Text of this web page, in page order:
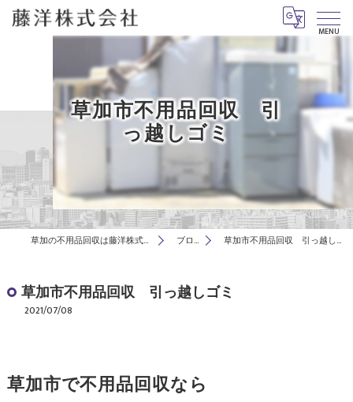
MENU
草加市不用品回収 引
っ越しゴミ
草加の不用品回収は藤洋株式会社 ブログ 草加市不用品回収 引っ越しゴミ
草加市不用品回収 引っ越しゴミ
2021/07/08
草加市で不用品回収なら